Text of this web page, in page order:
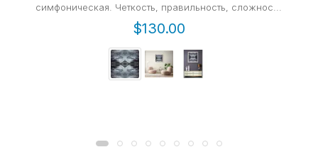
симфоническая. Четкость, правильность, сложнос...
$130.00